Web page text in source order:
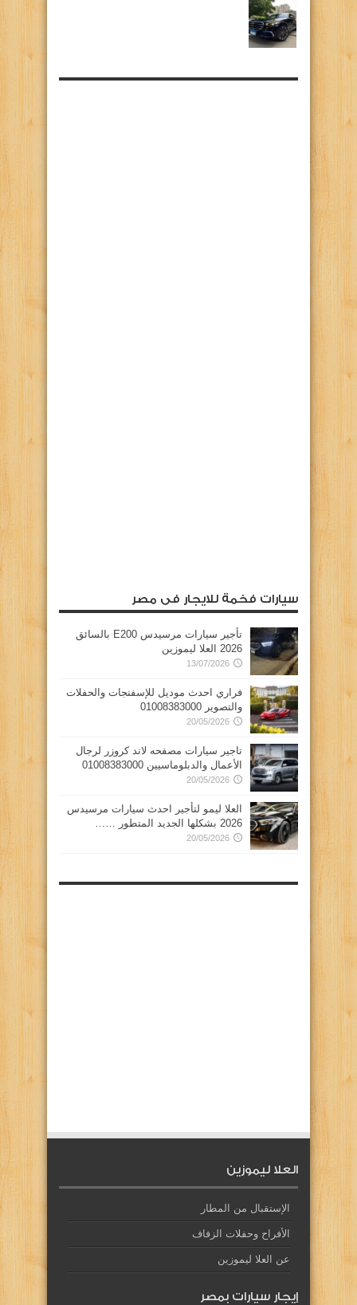
سيارات فخمة للايجار فى مصر
تأجير سيارات مرسيدس E200 بالسائق
2026 العلا ليموزين
13/07/2026
فراري احدث موديل للإسفنجات والحفلات
والتصوير 01008383000
20/05/2026
تاجير سيارات مصفحه لاند كروزر لرجال
الأعمال والدبلوماسيين 01008383000
20/05/2026
العلا ليمو لتأجير احدث سيارات مرسيدس
2026 بشكلها الجديد المتطور ……
20/05/2026
العلا ليموزين
الإستقبال من المطار
الأفراح وحفلات الزفاف
عن العلا ليموزين
إيجار سيارات بمصر